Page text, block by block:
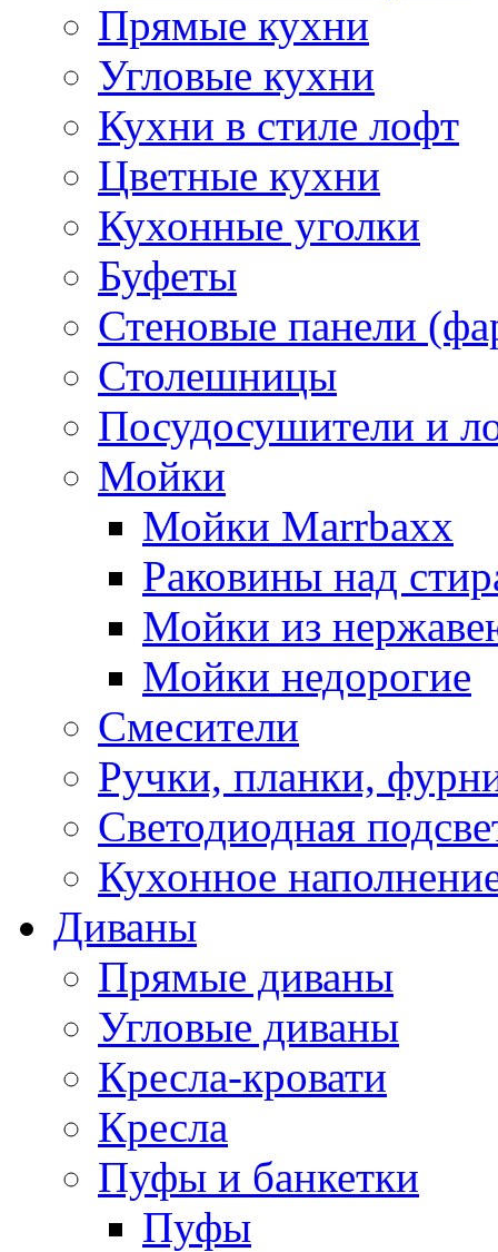
Прямые кухни
Угловые кухни
Кухни в стиле лофт
Цветные кухни
Кухонные уголки
Буфеты
Стеновые панели
Столешницы
Посудосушители и
Мойки
Мойки Marrbaxx
Раковины над
Мойки из
Мойки недорогие
Смесители
Ручки, планки,
Светодиодная
Кухонное
Диваны
Прямые диваны
Угловые диваны
Кресла-кровати
Кресла
Пуфы и банкетки
Пуфы